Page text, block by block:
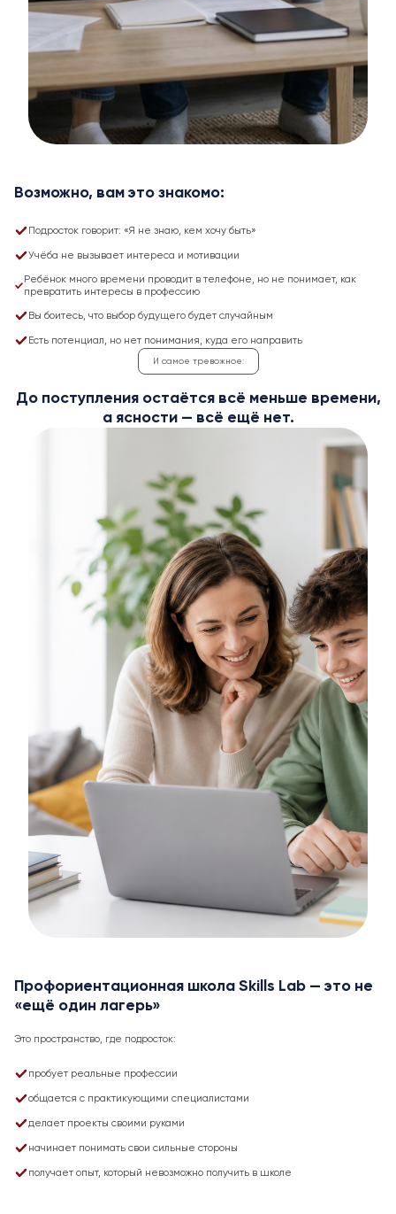
Возможно, вам это знакомо:
Подросток говорит: «Я не знаю, кем хочу быть»
Учёба не вызывает интереса и мотивации
Ребёнок много времени проводит в телефоне, но не понимает, как
превратить интересы в профессию
Вы боитесь, что выбор будущего будет случайным
Есть потенциал, но нет понимания, куда его направить
И самое тревожное:
До поступления остаётся всё меньше времени,
а ясности — всё ещё нет.
Профориентационная школа Skills Lab — это не
«ещё один лагерь»
Это пространство, где подросток:
пробует реальные профессии
общается с практикующими специалистами
делает проекты своими руками
начинает понимать свои сильные стороны
получает опыт, который невозможно получить в школе